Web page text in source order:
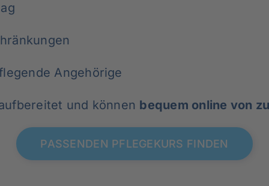
Angehörige
und können bequem online von
PASSENDEN PFLEGEKURS FINDEN